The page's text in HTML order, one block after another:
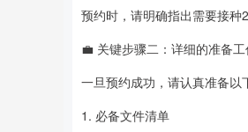
预约时，请明确指出需要接种
💼 关键步骤二：详细的准备
一旦预约成功，请认真准备以
1. 必备文件清单